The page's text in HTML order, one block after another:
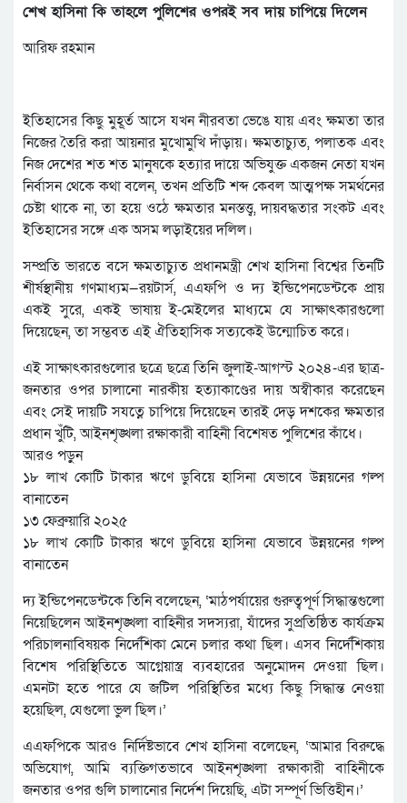
শেখ হাসিনা কি তাহলে পুলিশের ওপরই সব দায় চাপিয়ে দিলেন
আরিফ রহমান
ইতিহাসের কিছু মুহূর্ত আসে যখন নীরবতা ভেঙে যায় এবং ক্ষমতা তার
নিজের তৈরি করা আয়নার মুখোমুখি দাঁড়ায়। ক্ষমতাচ্যুত, পলাতক এবং
নিজ দেশের শত শত মানুষকে হত্যার দায়ে অভিযুক্ত একজন নেতা যখন
নির্বাসন থেকে কথা বলেন, তখন প্রতিটি শব্দ কেবল আত্মপক্ষ সমর্থনের
চেষ্টা থাকে না, তা হয়ে ওঠে ক্ষমতার মনস্তত্ত্ব, দায়বদ্ধতার সংকট এবং
ইতিহাসের সঙ্গে এক অসম লড়াইয়ের দলিল।
সম্প্রতি ভারতে বসে ক্ষমতাচ্যুত প্রধানমন্ত্রী শেখ হাসিনা বিশ্বের তিনটি
শীর্ষস্থানীয় গণমাধ্যম—রয়টার্স, এএফপি ও দ্য ইন্ডিপেনডেন্টকে প্রায়
একই সুরে, একই ভাষায় ই-মেইলের মাধ্যমে যে সাক্ষাৎকারগুলো
দিয়েছেন, তা সম্ভবত এই ঐতিহাসিক সত্যকেই উন্মোচিত করে।
এই সাক্ষাৎকারগুলোর ছত্রে ছত্রে তিনি জুলাই-আগস্ট ২০২৪-এর ছাত্র-
জনতার ওপর চালানো নারকীয় হত্যাকাণ্ডের দায় অস্বীকার করেছেন
এবং সেই দায়টি সযত্নে চাপিয়ে দিয়েছেন তারই দেড় দশকের ক্ষমতার
প্রধান খুঁটি, আইনশৃঙ্খলা রক্ষাকারী বাহিনী বিশেষত পুলিশের কাঁধে।
আরও পড়ুন
১৮ লাখ কোটি টাকার ঋণে ডুবিয়ে হাসিনা যেভাবে উন্নয়নের গল্প
বানাতেন
১৩ ফেব্রুয়ারি ২০২৫
১৮ লাখ কোটি টাকার ঋণে ডুবিয়ে হাসিনা যেভাবে উন্নয়নের গল্প
বানাতেন
দ্য ইন্ডিপেনডেন্টকে তিনি বলেছেন, ‘মাঠপর্যায়ের গুরুত্বপূর্ণ সিদ্ধান্তগুলো
নিয়েছিলেন আইনশৃঙ্খলা বাহিনীর সদস্যরা, যাঁদের সুপ্রতিষ্ঠিত কার্যক্রম
পরিচালনাবিষয়ক নির্দেশিকা মেনে চলার কথা ছিল। এসব নির্দেশিকায়
বিশেষ পরিস্থিতিতে আগ্নেয়াস্ত্র ব্যবহারের অনুমোদন দেওয়া ছিল।
এমনটা হতে পারে যে জটিল পরিস্থিতির মধ্যে কিছু সিদ্ধান্ত নেওয়া
হয়েছিল, যেগুলো ভুল ছিল।’
এএফপিকে আরও নির্দিষ্টভাবে শেখ হাসিনা বলেছেন, ‘আমার বিরুদ্ধে
অভিযোগ, আমি ব্যক্তিগতভাবে আইনশৃঙ্খলা রক্ষাকারী বাহিনীকে
জনতার ওপর গুলি চালানোর নির্দেশ দিয়েছি, এটা সম্পূর্ণ ভিত্তিহীন।’